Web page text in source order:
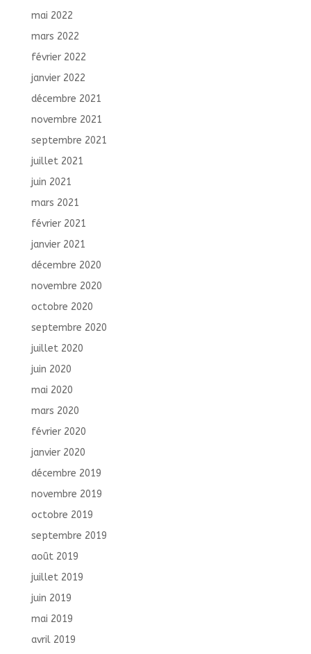
mai 2022
mars 2022
février 2022
janvier 2022
décembre 2021
novembre 2021
septembre 2021
juillet 2021
juin 2021
mars 2021
février 2021
janvier 2021
décembre 2020
novembre 2020
octobre 2020
septembre 2020
juillet 2020
juin 2020
mai 2020
mars 2020
février 2020
janvier 2020
décembre 2019
novembre 2019
octobre 2019
septembre 2019
août 2019
juillet 2019
juin 2019
mai 2019
avril 2019